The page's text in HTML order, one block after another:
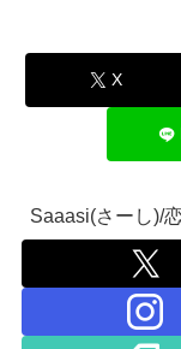
X
Saaasi(さーし)/